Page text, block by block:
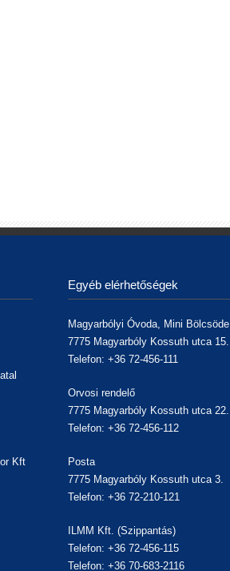
Kft
Egyéb elérhetőségek
Magyarbólyi Óvoda, Mini Bölcsöde
7775 Magyarbóly Kossuth utca 15.
Telefon: +36 72-456-111
Orvosi rendelő
7775 Magyarbóly Kossuth utca 22.
Telefon: +36 72-456-112
Posta
7775 Magyarbóly Kossuth utca 3.
Telefon: +36 72-210-121
ILMM Kft. (Szippantás)
Telefon: +36 72-456-115
Telefon: +36 70-683-2116